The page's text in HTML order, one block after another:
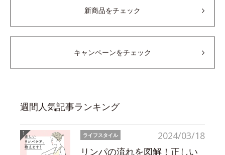
新商品をチェック
キャンペーンをチェック
週間人気記事ランキング
2024/03/18
ライフスタイル
リンパの流れを図解！正しい